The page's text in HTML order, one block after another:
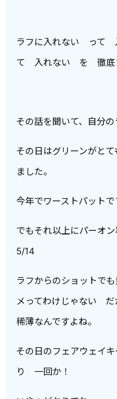
ラフに入れない って
て 入れない を 徹底
その話を聞いて、自分の
その日はグリーンがと
ました。
今年でワーストパットで
でもそれ以上にパーオ
5/14
ラフからのショットで
メってわけじゃない だ
稀薄なんですよね。
その日のフェアウェイ
り 一回か！